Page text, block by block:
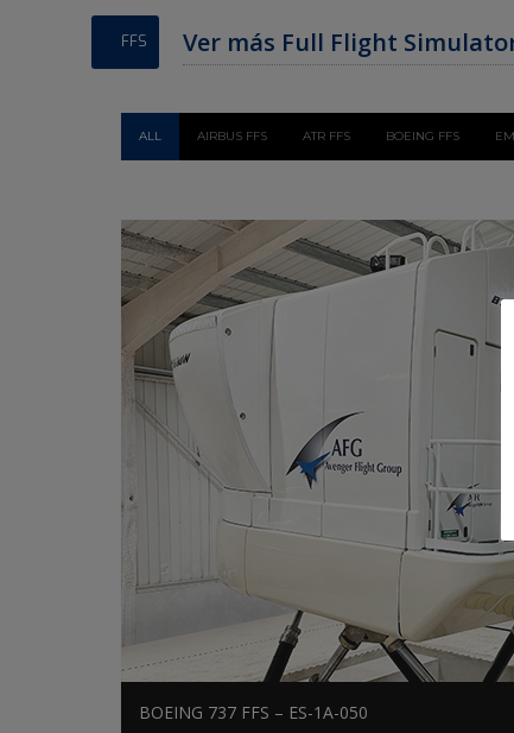
FFS Ver más Full Flight
ALL AIRBUS FFS ATR FFS BOEING FFS
BOEING 737 FFS – ES-1A-050